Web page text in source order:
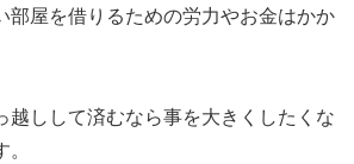
部屋を借りるための労力やお金はかか
越しして済むなら事を大きくしたくな